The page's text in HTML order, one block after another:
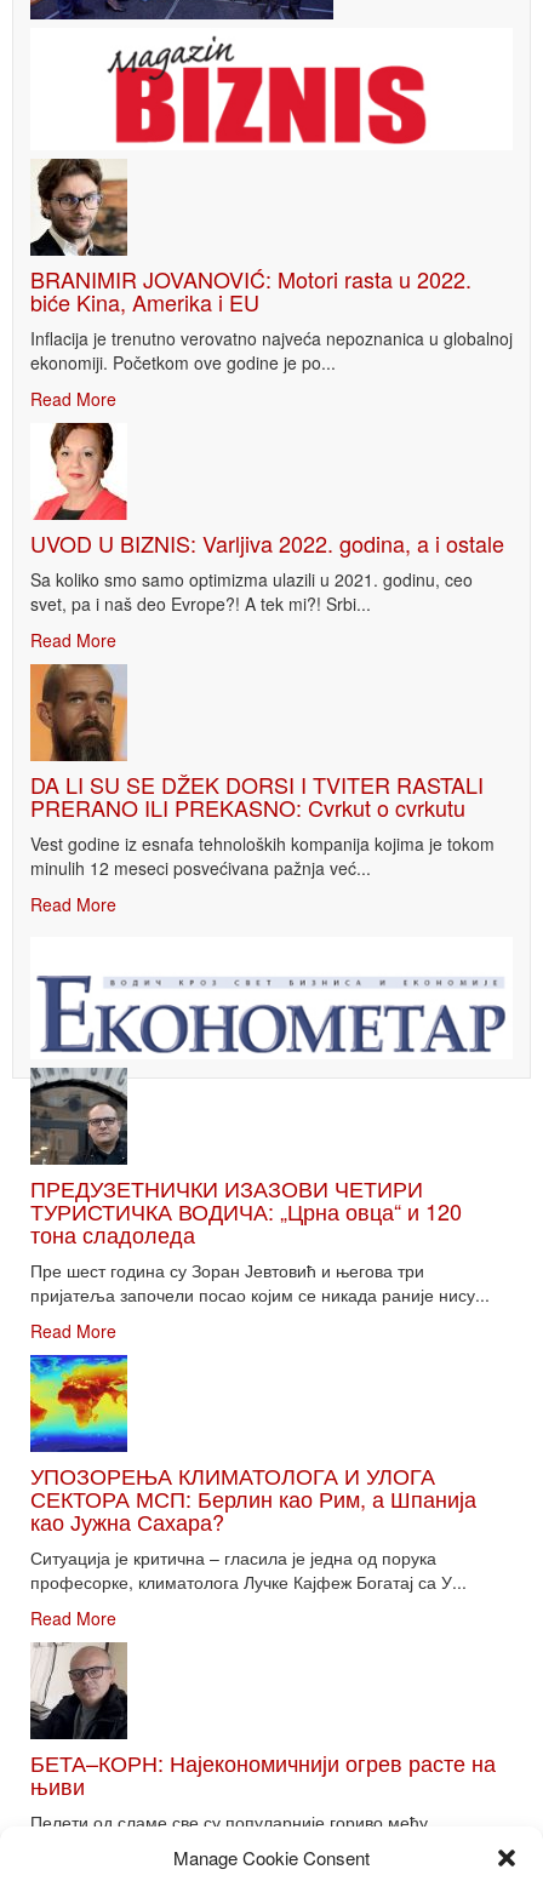
Manage Cookie Consent
BRANIMIR JOVANOVIĆ: Motori rasta u 2022.
biće Kina, Amerika i EU
Inflacija je trenutno verovatno najveća nepoznanica u globalnoj
ekonomiji. Početkom ove godine je po...
Read More
UVOD U BIZNIS: Varljiva 2022. godina, a i ostale
Sa koliko smo samo optimizma ulazili u 2021. godinu, ceo
svet, pa i naš deo Evrope?! A tek mi?! Srbi...
Read More
DA LI SU SE DŽEK DORSI I TVITER RASTALI
PRERANO ILI PREKASNO: Cvrkut o cvrkutu
Vest godine iz esnafa tehnoloških kompanija kojima je tokom
minulih 12 meseci posvećivana pažnja već...
Read More
ПРЕДУЗЕТНИЧКИ ИЗАЗОВИ ЧЕТИРИ
ТУРИСТИЧКА ВОДИЧА: „Црна овца“ и 120
тона сладоледа
Пре шест година су Зоран Јевтовић и његова три
пријатеља започели посао којим се никада раније нису...
Read More
УПОЗОРЕЊА КЛИМАТОЛОГА И УЛОГА
СЕКТОРА МСП: Берлин као Рим, а Шпанија
као Јужна Сахара?
Ситуација је критична – гласила је једна од порука
професорке, климатолога Лучке Кајфеж Богатај са У...
Read More
БЕТА–КОРН: Најекономичнији огрев расте на
њиви
Пелети од сламе све су популарније гориво међу
потрошачима. Главне препреке већoj производњи овог ог...